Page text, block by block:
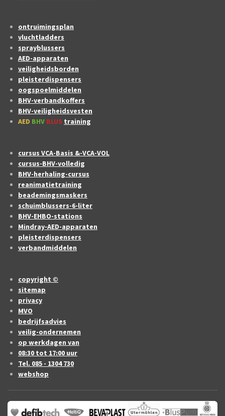
ontruimingsplan
vluchtladders
sprayblussers
AED-apparaten
veiligheidsborden
pleisterdispensers
oogspoelmiddelen
BHV-verbandkoffers
BHV-veiligheidsvesten
AED BHV BLUS training
cursus VCA-Basis &-VCA-VOL
cursus-BHV-volledig
BHV-herhaling-cursus
reanimatietraining
beademingsmaskers
schuimblussers-6-liter
BHV-EHBO-stations
Mindray-AED-apparaten
pleisterdispensers
verbandmiddelen
copyright ©
sitemap
privacy
MVO
bedrijfsadvies
veilig-ondernemen
op werkdagen van
08:30 tot 17:00 uur
Tel. 085 - 1304 730
webshop